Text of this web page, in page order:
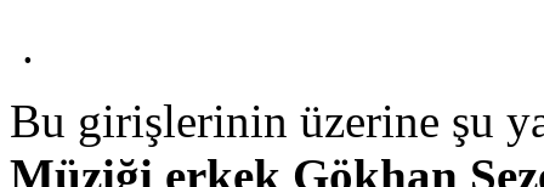
.
Bu girişlerinin üzerine şu
Müziği erkek Gökhan